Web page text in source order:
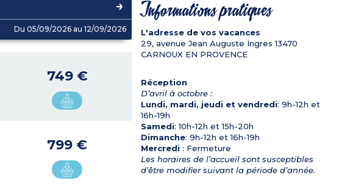
Du 05/09/2026 au 12/09/2026
749 €
799 €
Informations pratiques
L'adresse de vos vacances
29, avenue Jean Auguste Ingres 13470
CARNOUX EN PROVENCE
Réception
D’avril à octobre :
Lundi, mardi, jeudi et vendredi: 9h-12h et
16h-19h
Samedi: 10h-12h et 15h-20h
Dimanche: 9h-12h et 16h-19h
Mercredi : Fermeture
Les horaires de l’accueil sont susceptibles
d’être modifier suivant la période d’année.